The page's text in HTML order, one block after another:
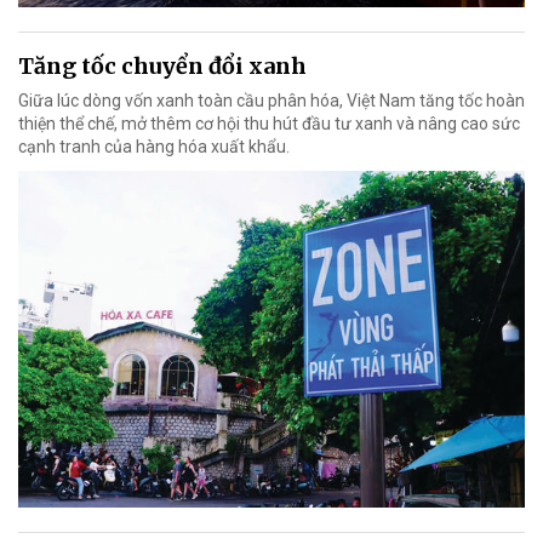
Tăng tốc chuyển đổi xanh
Giữa lúc dòng vốn xanh toàn cầu phân hóa, Việt Nam tăng tốc hoàn
thiện thể chế, mở thêm cơ hội thu hút đầu tư xanh và nâng cao sức
cạnh tranh của hàng hóa xuất khẩu.